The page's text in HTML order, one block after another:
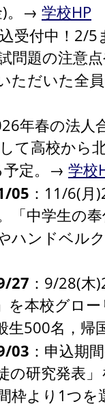
)。→ 学校HP
込受付中！2/
問題の注意
ただいた全
年春の法
て高校から
予定。→ 学校
05 ：11/6(
「中学生の
ハンドベル
27 ：9/28(
を本校グロ
生500名，
03 ：申込期
の研究発表
枠より1つ